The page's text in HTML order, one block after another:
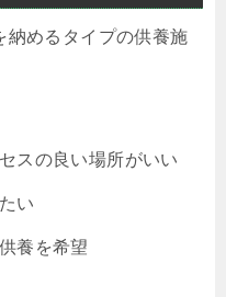
納めるタイプの供養施
スの良い場所がいい
い
養を希望